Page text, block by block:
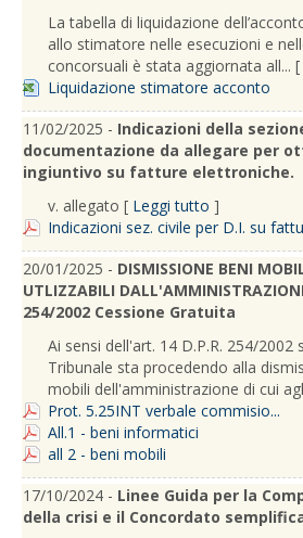
La tabella di liquidazione
allo stimatore nelle esecuzioni e
concorsuali è stata aggiornata all... [
Liquidazione stimatore acconto
11/02/2025 - Indicazioni della
documentazione da allegare per
ingiuntivo su fatture elettroniche.
v. allegato [ Leggi tutto ]
Indicazioni sez. civile per D.I. su
20/01/2025 - DISMISSIONE BENI
UTLIZZABILI
254/2002 Cessione Gratuita
Ai sensi dell'art. 14 D.P.R. 254/2002
Tribunale sta procedendo alla
mobili dell'amministrazione di cui
Prot. 5.25INT verbale commisio...
All.1 - beni informatici
all 2 - beni mobili
17/10/2024 - Linee Guida per la
della crisi e il Concordato